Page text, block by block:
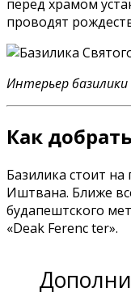
перед храмом
проводят
Интерьер
Как
Базилика стоит
Иштвана. Ближе
будапештского
«Deak Ferenc ter».